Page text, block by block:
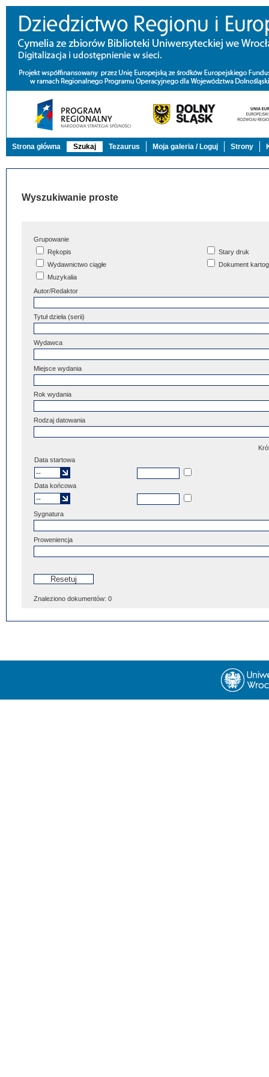
Strona główna Szukaj Tezaurus Moja galeria / Loguj Strony
Wyszukiwanie proste
Grupowanie
Rękopis
Stary druk
Wydawnictwo ciągłe
Dokument
Muzykalia
Autor/Redaktor
Tytuł dzieła (serii)
Wydawca
Miejsce wydania
Rok wydania
Rodzaj datowania
Data startowa
Data końcowa
Sygnatura
Proweniencja
Znaleziono dokumentów: 0